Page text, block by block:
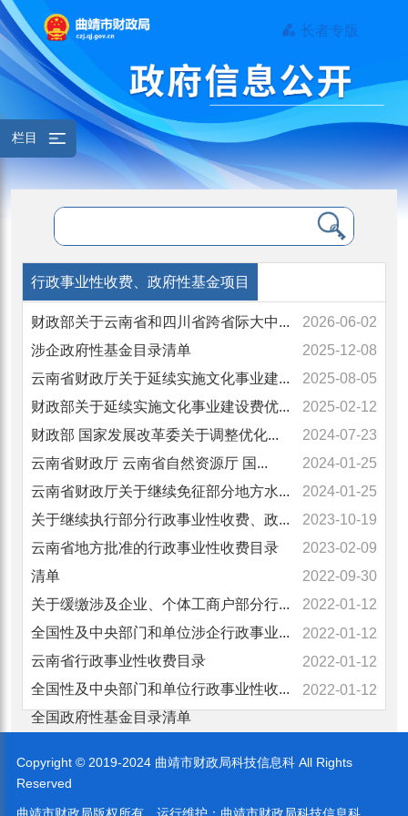
长者专版
栏目
行政事业性收费、政府性基金项目
财政部关于云南省和四川省跨省际大中...
2026-06-02
涉企政府性基金目录清单
2025-12-08
云南省财政厅关于延续实施文化事业建...
2025-08-05
财政部关于延续实施文化事业建设费优...
2025-02-12
财政部 国家发展改革委关于调整优化...
2024-07-23
云南省财政厅 云南省自然资源厅 国...
2024-01-25
云南省财政厅关于继续免征部分地方水...
2024-01-25
关于继续执行部分行政事业性收费、政...
2023-10-19
云南省地方批准的行政事业性收费目录
清单
2023-02-09
关于缓缴涉及企业、个体工商户部分行...
2022-09-30
全国性及中央部门和单位涉企行政事业...
2022-01-12
云南省行政事业性收费目录
2022-01-12
全国性及中央部门和单位行政事业性收...
2022-01-12
全国政府性基金目录清单
2022-01-12
Copyright © 2019-2024 曲靖市财政局科技信息科 All Rights
Reserved
曲靖市财政局版权所有运行维护： 曲靖市财政局科技信息科